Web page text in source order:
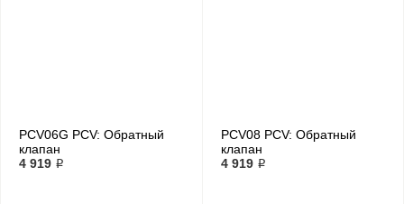
PCV06G PCV: Обратный
клапан
4 919 ₽
PCV08 PCV: Обратный
клапан
4 919 ₽